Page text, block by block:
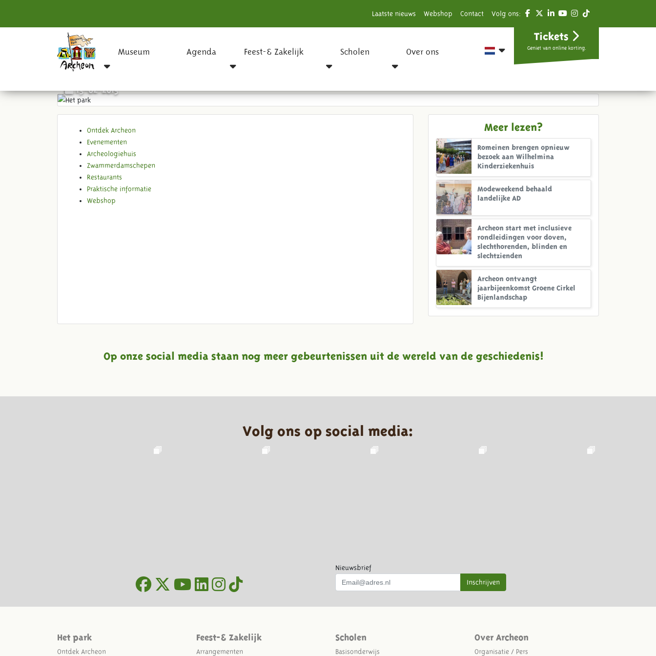
Laatste nieuws Webshop Contact Volg ons:
Museum Agenda Feest-& Zakelijk Scholen Over ons
Tickets
Geniet van online korting.
Het park
Ontdek Archeon
Evenementen
Archeologiehuis
Zwammerdamschepen
Restaurants
Praktische informatie
Webshop
Meer lezen?
Romeinen brengen opnieuw
bezoek aan Wilhelmina
Kinderziekenhuis
Modeweekend behaald
landelijke AD
Archeon start met inclusieve
rondleidingen voor doven,
slechthorenden, blinden en
slechtzienden
Archeon ontvangt
jaarbijeenkomst Groene Cirkel
Bijenlandschap
Op onze social media staan nog meer gebeurtenissen uit de wereld van de geschiedenis!
Volg ons op social media:
Nieuwsbrief
Inschrijven
Het park
Ontdek Archeon
Feest-& Zakelijk
Arrangementen
Scholen
Basisonderwijs
Over Archeon
Organisatie / Pers